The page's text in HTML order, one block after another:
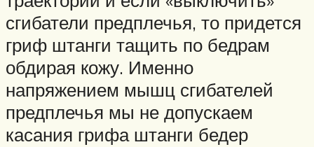
сгибатели предплечья, то придется
гриф штанги тащить по бедрам
обдирая кожу. Именно
напряжением мышц сгибателей
предплечья мы не допускаем
касания грифа штанги бедер